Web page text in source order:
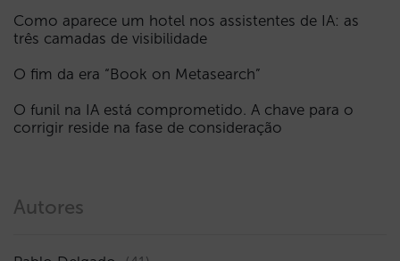
Como aparece um hotel nos assistentes de IA: as
três camadas de visibilidade
O fim da era “Book on Metasearch”
O funil na IA está comprometido. A chave para o
corrigir reside na fase de consideração
Autores